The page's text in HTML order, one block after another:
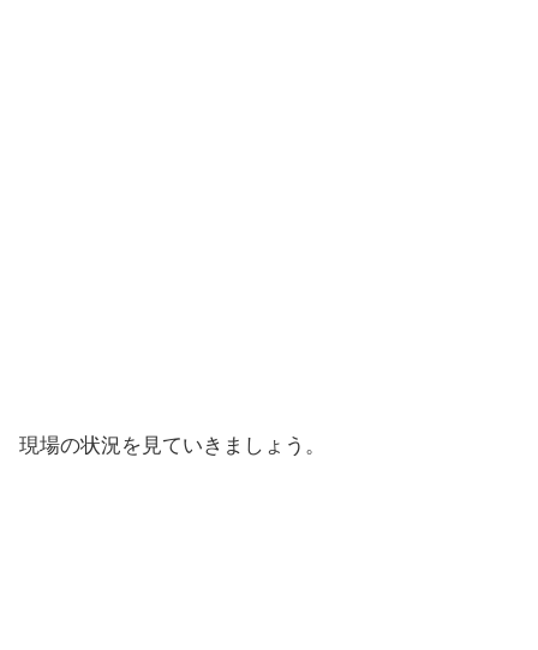
現場の状況を見ていきましょう。